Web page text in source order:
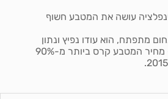
עושה את המטבע חשוף
מתפתח, הוא עודו נפיץ ונתון
לתנודות ושינויים רבים – מחיר המטבע קרס ביותר מ-90%